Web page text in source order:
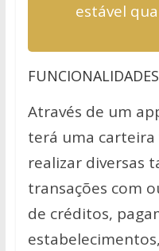
estável
FUNCIONALIDADES
Através de um
terá uma
realizar diversas
transações com
de créditos,